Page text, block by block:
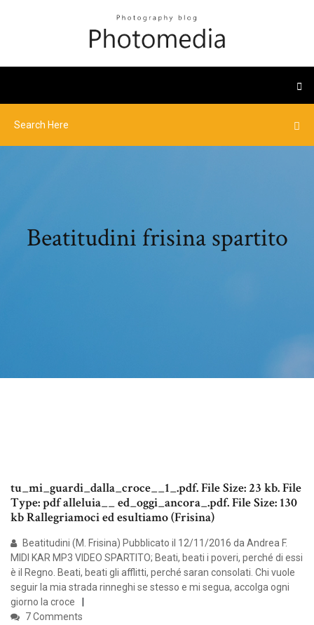
Beatitudini frisina spartito
tu_mi_guardi_dalla_croce__1_.pdf. File Size: 23 kb. File
Type: pdf alleluia__ ed_oggi_ancora_.pdf. File Size: 130
kb Rallegriamoci ed esultiamo (Frisina)
Beatitudini (M. Frisina) Pubblicato il 12/11/2016 da Andrea F.
MIDI KAR MP3 VIDEO SPARTITO; Beati, beati i poveri, perché di essi
è il Regno. Beati, beati gli afflitti, perché saran consolati. Chi vuole
seguir la mia strada rinneghi se stesso e mi segua, accolga ogni
giorno la croce
7 Comments